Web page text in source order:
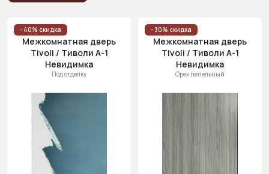
Цена
(возр.)
Цена (убыв.)
Cначала
новинки
Cначала
скидки
- 40% скидка
Межкомнатная дверь
Tivoli / Тиволи А-1
Невидимка
Под отделку
- 30% скидка
Межкомнатная дверь
Tivoli / Тиволи А-1
Невидимка
Орех пепельный